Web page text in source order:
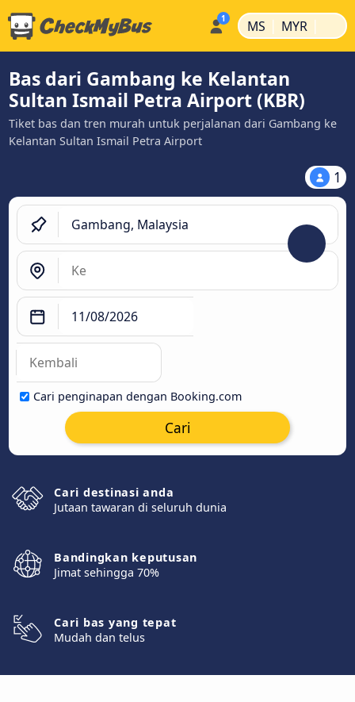
MS | MYR |
Bas dari Gambang ke Kelantan
Sultan Ismail Petra Airport (KBR)
Tiket bas dan tren murah untuk perjalanan dari Gambang ke
Kelantan Sultan Ismail Petra Airport
1
Cari penginapan dengan Booking.com
Cari
Cari destinasi anda
Jutaan tawaran di seluruh dunia
Bandingkan keputusan
Jimat sehingga 70%
Cari bas yang tepat
Mudah dan telus